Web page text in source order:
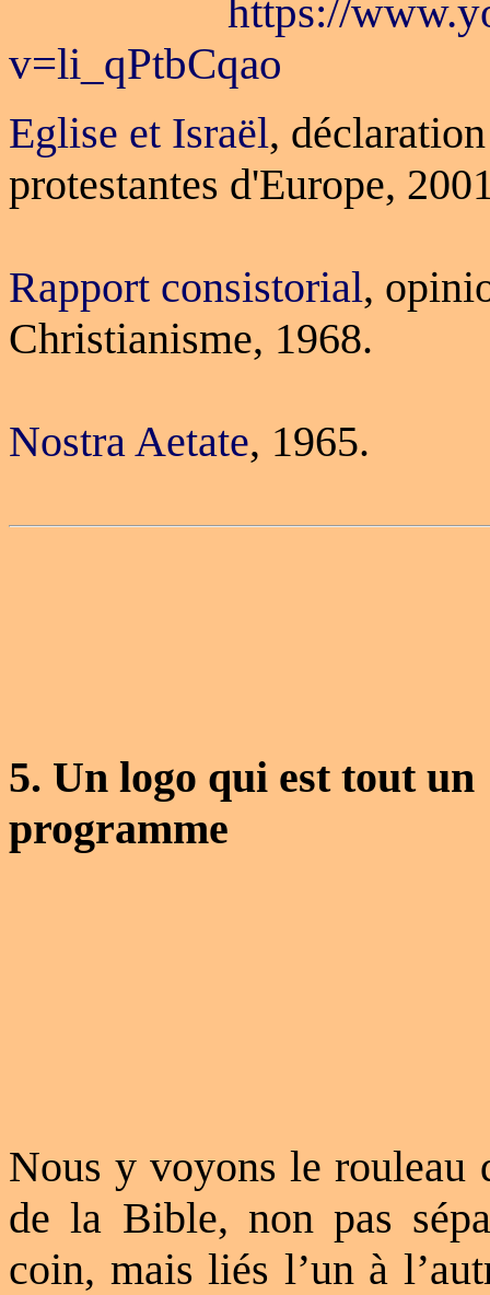
https://
v=li_qPtbCqao
Eglise et Israël,
protestantes d'Europe,
Rapport consistorial,
Christianisme, 1968.
Nostra Aetate, 1965.
5. Un logo qui est tout un
programme
Nous y voyons le rouleau
de la Bible, non pas
coin, mais liés l’un à